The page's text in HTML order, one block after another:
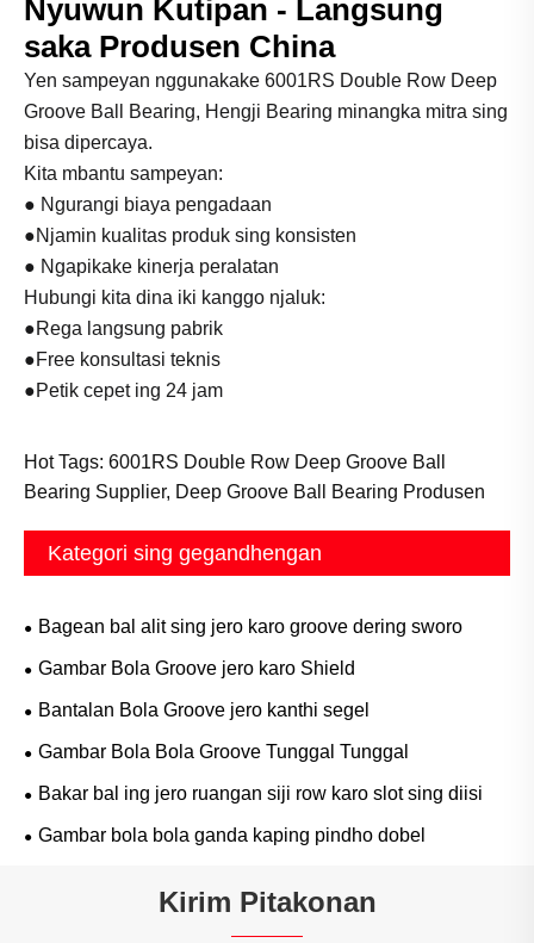
Nyuwun Kutipan - Langsung
saka Produsen China
Yen sampeyan nggunakake 6001RS Double Row Deep
Groove Ball Bearing, Hengji Bearing minangka mitra sing
bisa dipercaya.
Kita mbantu sampeyan:
● Ngurangi biaya pengadaan
●Njamin kualitas produk sing konsisten
● Ngapikake kinerja peralatan
Hubungi kita dina iki kanggo njaluk:
●Rega langsung pabrik
●Free konsultasi teknis
●Petik cepet ing 24 jam
Hot Tags: 6001RS Double Row Deep Groove Ball
Bearing Supplier, Deep Groove Ball Bearing Produsen
Kategori sing gegandhengan
Bagean bal alit sing jero karo groove dering sworo
Gambar Bola Groove jero karo Shield
Bantalan Bola Groove jero kanthi segel
Gambar Bola Bola Groove Tunggal Tunggal
Bakar bal ing jero ruangan siji row karo slot sing diisi
Gambar bola bola ganda kaping pindho dobel
Kirim Pitakonan